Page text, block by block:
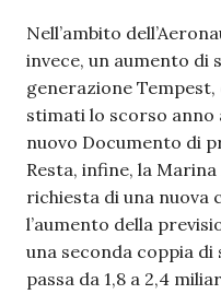
Nell’ambito
invece, un aumento di
generazione Tempest,
stimati lo scorso
nuovo Documento di
Resta, infine, la
richiesta di una nuova
l’aumento della
una seconda coppia
passa da 1,8 a 2,4